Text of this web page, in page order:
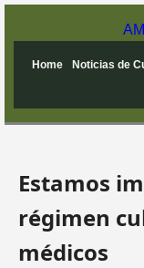
Home Noticias de
Estamos
régimen
médicos